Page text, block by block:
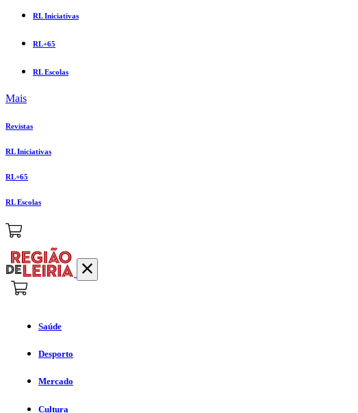
RL Iniciativas
RL+65
RL Escolas
Mais
Revistas
RL Iniciativas
RL+65
RL Escolas
Saúde
Desporto
Mercado
Cultura